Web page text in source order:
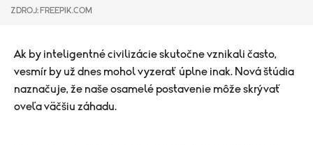
ZDROJ: FREEPIK.COM
Ak by inteligentné civilizácie skutočne vznikali často,
vesmír by už dnes mohol vyzerať úplne inak. Nová štúdia
naznačuje, že naše osamelé postavenie môže skrývať
oveľa väčšiu záhadu.